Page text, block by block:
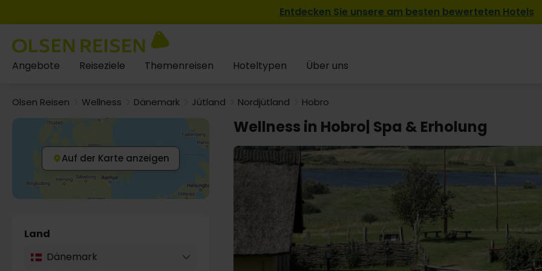
Entdecken Sie unsere am besten bewerteten Hotels
Angebote Reiseziele Themenreisen Hoteltypen Über uns
Olsen Reisen Wellness Dänemark Jütland Nordjütland Hobro
Auf der Karte anzeigen
Land
Dänemark
Wellness in Hobro| Spa & Erholung